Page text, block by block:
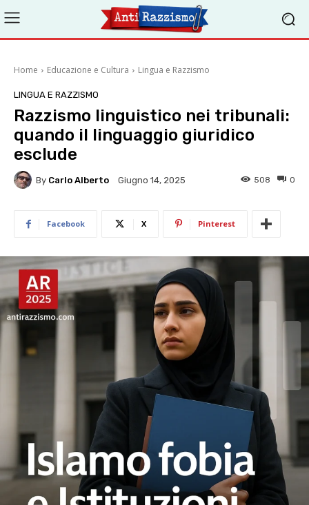
Home Educazione e Cultura Lingua e Razzismo
LINGUA E RAZZISMO
Razzismo linguistico nei tribunali:
quando il linguaggio giuridico
esclude
By Carlo Alberto Giugno 14, 2025 0
508
Facebook X Pinterest